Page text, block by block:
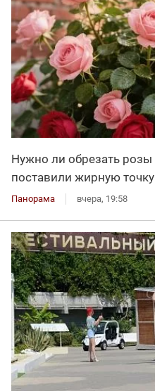
Нужно ли обрезать
поставили жирную
Панорама вчера, 19:58